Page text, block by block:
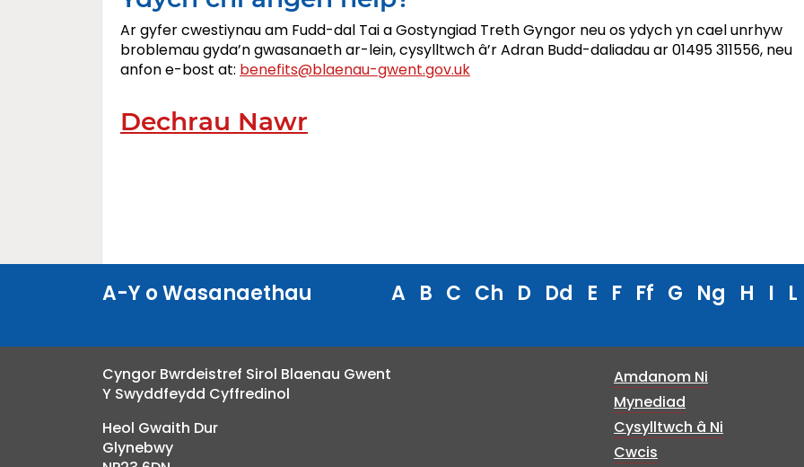
Ar gyfer cwestiynau am Fudd-dal Tai a Gostyngiad Treth Gyngor neu os ydych yn cael unrhyw
broblemau gyda’n gwasanaeth ar-lein, cysylltwch â’r Adran Budd-daliadau ar 01495 311556, neu
anfon e-bost at: benefits@blaenau-gwent.gov.uk
Dechrau Nawr
A-Y o Wasanaethau A B C Ch D Dd E F Ff G Ng H I L
Cyngor Bwrdeistref Sirol Blaenau Gwent
Y Swyddfeydd Cyffredinol
Heol Gwaith Dur
Glynebwy
Amdanom Ni
Mynediad
Cysylltwch â Ni
Cwcis